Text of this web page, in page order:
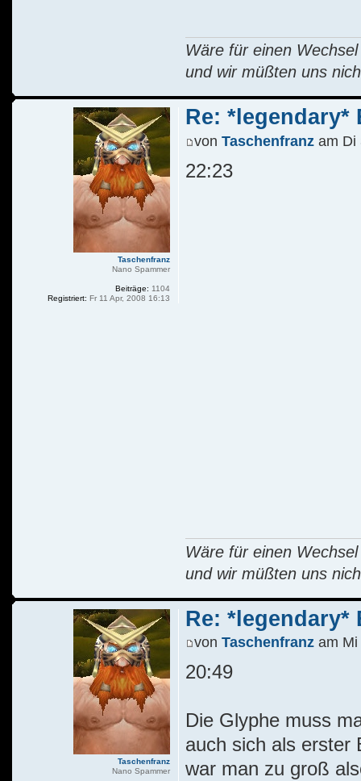
Wäre für einen
und wir müßten uns
Re: *legendary*
von Taschenfranzam Di
22:23
Wäre für einen
und wir müßten uns
Taschenfranz
Nano Spammer
Beiträge: 1104
Registriert: Fr 11 Apr, 2008 16:13
Re: *legendary*
von Taschenfranzam Mi
20:49
Die Glyphe muss
auch sich als erster
war man zu groß
Taschenfranz
Nano Spammer